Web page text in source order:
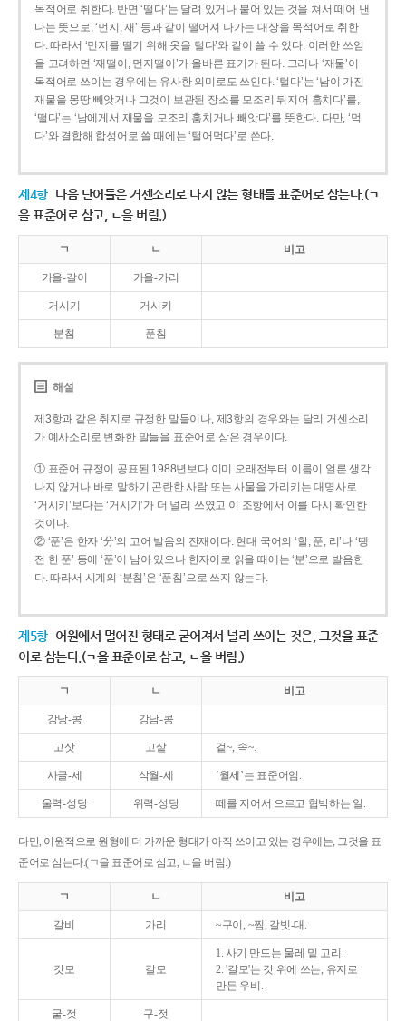
목적어로 취한다. 반면 ‘떨다’는 달려 있거나 붙어 있는 것을 쳐서 떼어 낸
다는 뜻으로, ‘먼지, 재’ 등과 같이 떨어져 나가는 대상을 목적어로 취한
다. 따라서 ‘먼지를 떨기 위해 옷을 털다’와 같이 쓸 수 있다. 이러한 쓰임
을 고려하면 ‘재떨이, 먼지떨이’가 올바른 표기가 된다. 그러나 ‘재물’이
목적어로 쓰이는 경우에는 유사한 의미로도 쓰인다. ‘털다’는 ‘남이 가진
재물을 몽땅 빼앗거나 그것이 보관된 장소를 모조리 뒤지어 훔치다’를,
‘떨다’는 ‘남에게서 재물을 모조리 훔치거나 빼앗다’를 뜻한다. 다만, ‘먹
다’와 결합해 합성어로 쓸 때에는 ‘털어먹다’로 쓴다.
제4항 다음 단어들은 거센소리로 나지 않는 형태를 표준어로 삼는다.(ㄱ
을 표준어로 삼고, ㄴ을 버림.)
ㄱ ㄴ 비고
가을-갈이 가을-카리
거시기 거시키
분침 푼침
해설
제3항과 같은 취지로 규정한 말들이나, 제3항의 경우와는 달리 거센소리
가 예사소리로 변화한 말들을 표준어로 삼은 경우이다.
① 표준어 규정이 공표된 1988년보다 이미 오래전부터 이름이 얼른 생각
나지 않거나 바로 말하기 곤란한 사람 또는 사물을 가리키는 대명사로
‘거시키’보다는 ‘거시기’가 더 널리 쓰였고 이 조항에서 이를 다시 확인한
것이다.
② ‘푼’은 한자 ‘分’의 고어 발음의 잔재이다. 현대 국어의 ‘할, 푼, 리’나 ‘땡
전 한 푼’ 등에 ‘푼’이 남아 있으나 한자어로 읽을 때에는 ‘분’으로 발음한
다. 따라서 시계의 ‘분침’은 ‘푼침’으로 쓰지 않는다.
제5항 어원에서 멀어진 형태로 굳어져서 널리 쓰이는 것은, 그것을 표준
어로 삼는다.(ㄱ을 표준어로 삼고, ㄴ을 버림.)
ㄱ ㄴ 비고
강낭-콩 강남-콩
고삿 고샅 겉~, 속~.
사글-세 삭월-세 ‘월세’는 표준어임.
울력-성당 위력-성당 떼를 지어서 으르고 협박하는 일.
다만, 어원적으로 원형에 더 가까운 형태가 아직 쓰이고 있는 경우에는, 그것을 표
준어로 삼는다.(ㄱ을 표준어로 삼고, ㄴ을 버림.)
ㄱ ㄴ 비고
갈비 가리 ~구이, ~찜, 갈빗-대.
갓모 갈모
1. 사기 만드는 물레 밑 고리.
2. '갈모'는 갓 위에 쓰는, 유지로
만든 우비.
굴-젓 구-젓